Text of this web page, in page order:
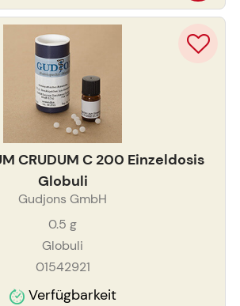
CRUDUM C 200 Einzeldosis
Globuli
Gudjons GmbH
0.5 g
Globuli
01542921
Verfügbarkeit